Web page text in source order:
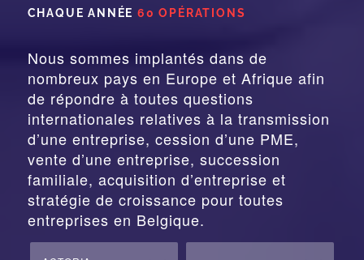
CHAQUE ANNÉE 60 OPÉRATIONS
Nous sommes implantés dans de
nombreux pays en Europe et Afrique afin
de répondre à toutes questions
internationales relatives à la transmission
d’une entreprise, cession d’une PME,
vente d’une entreprise, succession
familiale, acquisition d’entreprise et
stratégie de croissance pour toutes
entreprises en Belgique.